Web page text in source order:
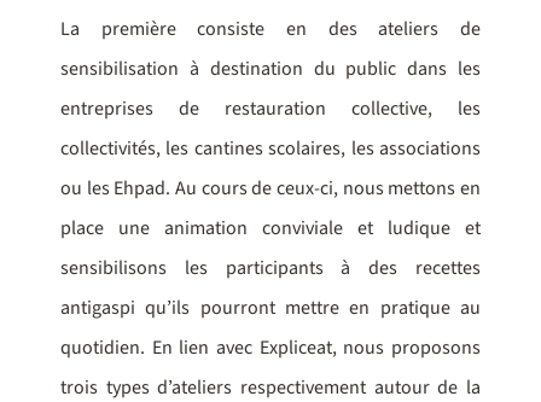
La première consiste en des ateliers de
sensibilisation à destination du public dans les
entreprises de restauration collective, les
collectivités, les cantines scolaires, les associations
ou les Ehpad. Au cours de ceux-ci, nous mettons en
place une animation conviviale et ludique et
sensibilisons les participants à des recettes
antigaspi qu’ils pourront mettre en pratique au
quotidien. En lien avec Expliceat, nous proposons
trois types d’ateliers respectivement autour de la